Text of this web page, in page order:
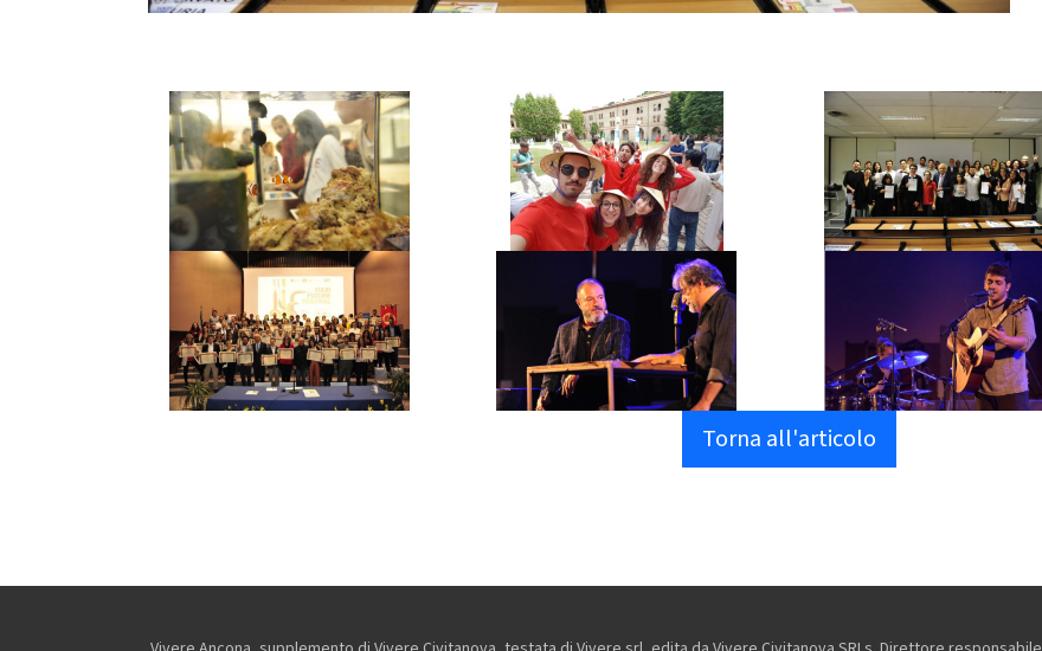
Torna all'articolo